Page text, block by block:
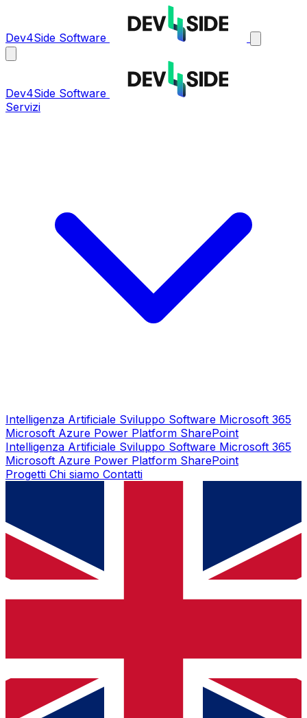
Dev4Side Software
Dev4Side Software
Servizi
Intelligenza Artificiale Sviluppo Software Microsoft 365
Microsoft Azure Power Platform SharePoint
Intelligenza Artificiale Sviluppo Software Microsoft 365
Microsoft Azure Power Platform SharePoint
Progetti Chi siamo Contatti